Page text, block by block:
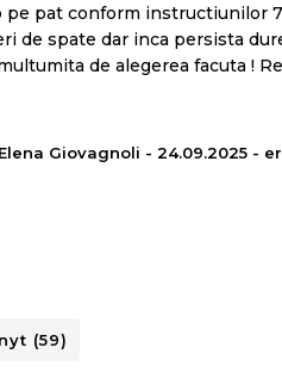
területén.
pe pat conform instructiunilor
de spate dar inca persista
de alegerea facuta !
Giovagnoli - 24.09.2025 -
(59)